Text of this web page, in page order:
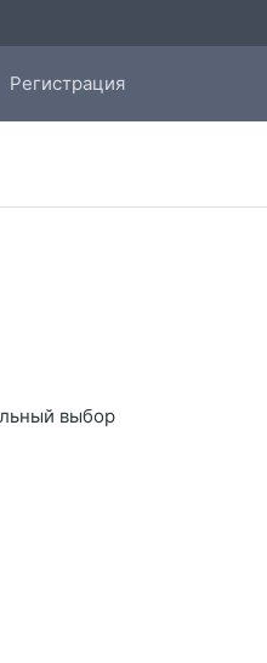
Регистрация
выбор